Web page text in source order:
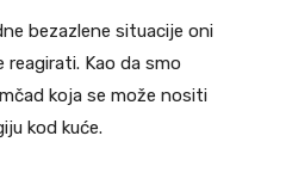
bezazlene situacije oni
Kao da smo
koja se može nositi
kod kuće.